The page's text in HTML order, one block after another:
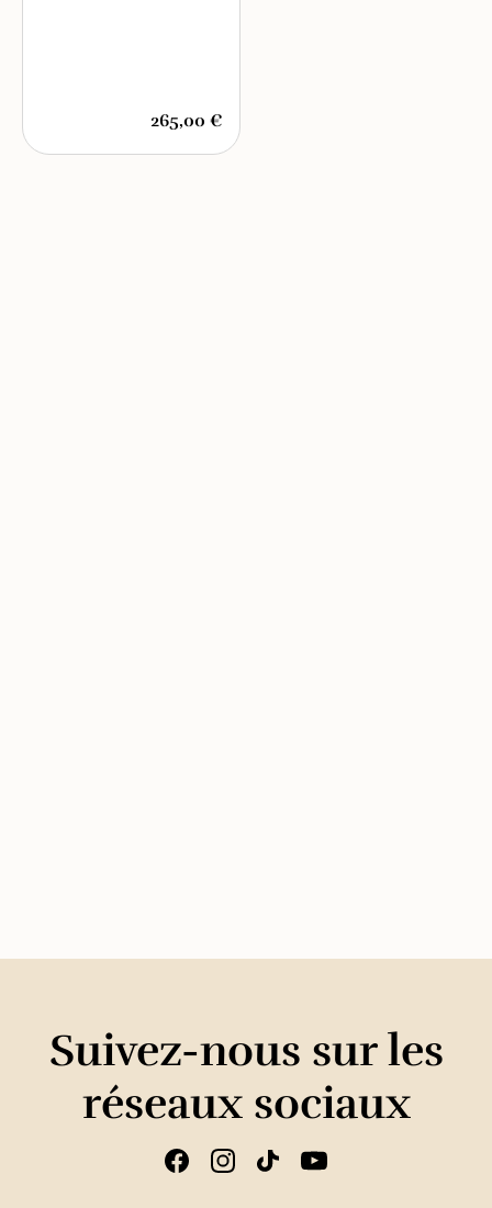
265,00 €
Suivez-nous sur les
réseaux sociaux